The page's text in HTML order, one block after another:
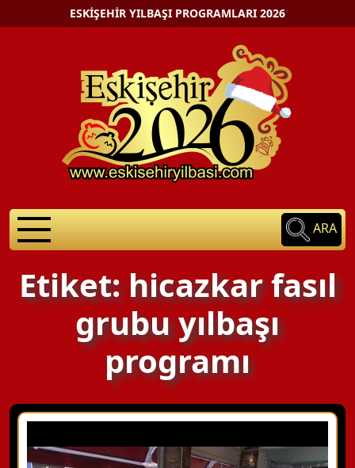
ESKIŞEHIR YILBAŞI PROGRAMLARI 2026
ARA
Etiket: hicazkar fasıl
grubu yılbaşı
programı